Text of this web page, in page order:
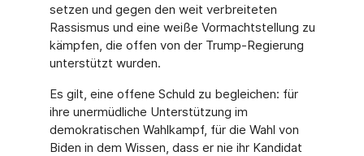
setzen und gegen den weit verbreiteten
Rassismus und eine weiße Vormachtstellung zu
kämpfen, die offen von der Trump-Regierung
unterstützt wurden.
Es gilt, eine offene Schuld zu begleichen: für
ihre unermüdliche Unterstützung im
demokratischen Wahlkampf, für die Wahl von
Biden in dem Wissen, dass er nie ihr Kandidat